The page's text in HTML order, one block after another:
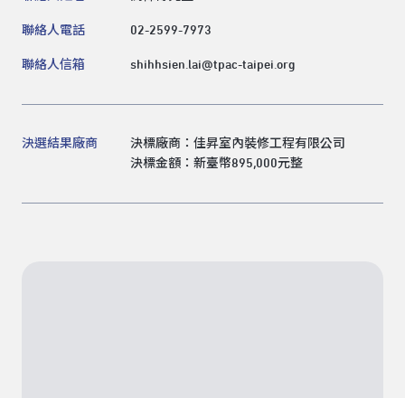
聯絡人電話 02-2599-7973
聯絡人信箱 shihhsien.lai@tpac-taipei.org
決選結果廠商
決標廠商：佳昇室內裝修工程有限公司
決標金額：新臺幣895,000元整